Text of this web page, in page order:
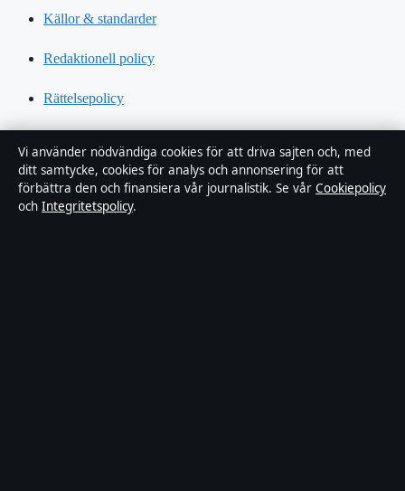
Källor & standarder
Redaktionell policy
Rättelsepolicy
Kändisar & integritet
Integritetspolicy
Vi använder nödvändiga cookies för att driva sajten och, med
ditt samtycke, cookies för analys och annonsering för att
förbättra den och finansiera vår journalistik. Se vår Cookiepolicy
och Integritetspolicy.